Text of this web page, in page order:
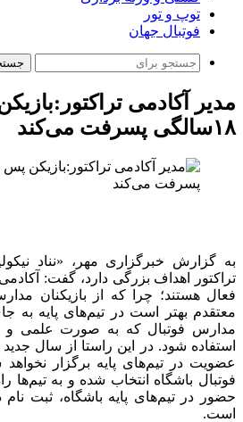
توپ و تور
فوتبال جهان
مدیر آکادمی
۱۸سالگی پسرفت می‌کند
به گزارش خبرگزاری مهر، «نناد
تراکتور اهداف بزرگی دارد، گفت: آکادمی
فعال هستند؛ چرا که از بازیکنان
معتقدم بهتر است در تیم‌های پایه به
مدارس فوتبال که به صورت علمی و
استفاده شود. در این راستا از سال
عضویت در تیم‌های پایه برگزار
فوتبال باشگاه انتخاب شده و به تیم‌ها
حضور در تیم‌های پایه باشگاه، ثبت
است.